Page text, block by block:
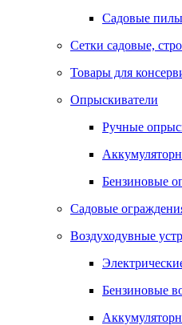
Садовые
Сетки садовые,
Товары для
Опрыскиватели
Ручные
Бензиновые
Садовые
Воздуходувные
Бензиновые